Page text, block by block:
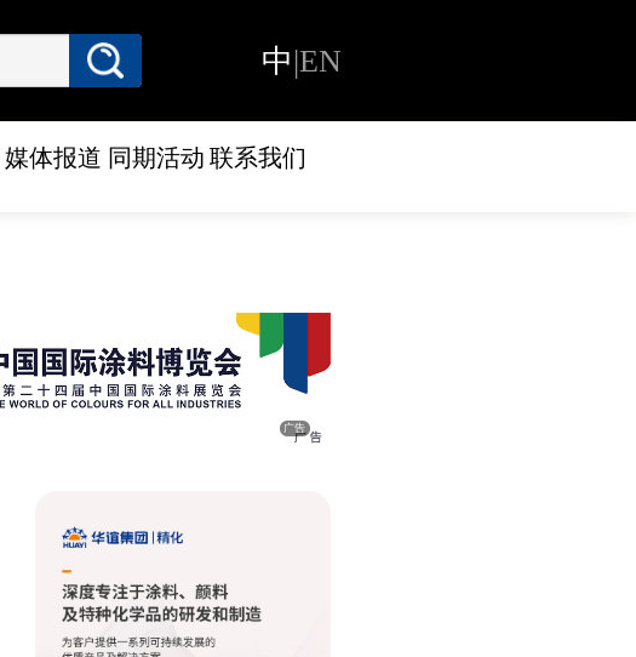
中|EN
媒体报道 同期活动 联系我们
广告